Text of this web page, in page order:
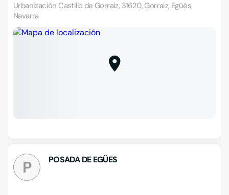
Urbanización Castillo de Gorraiz, 31620, Gorraiz, Egüés,
Navarra
P POSADA DE EGÜES